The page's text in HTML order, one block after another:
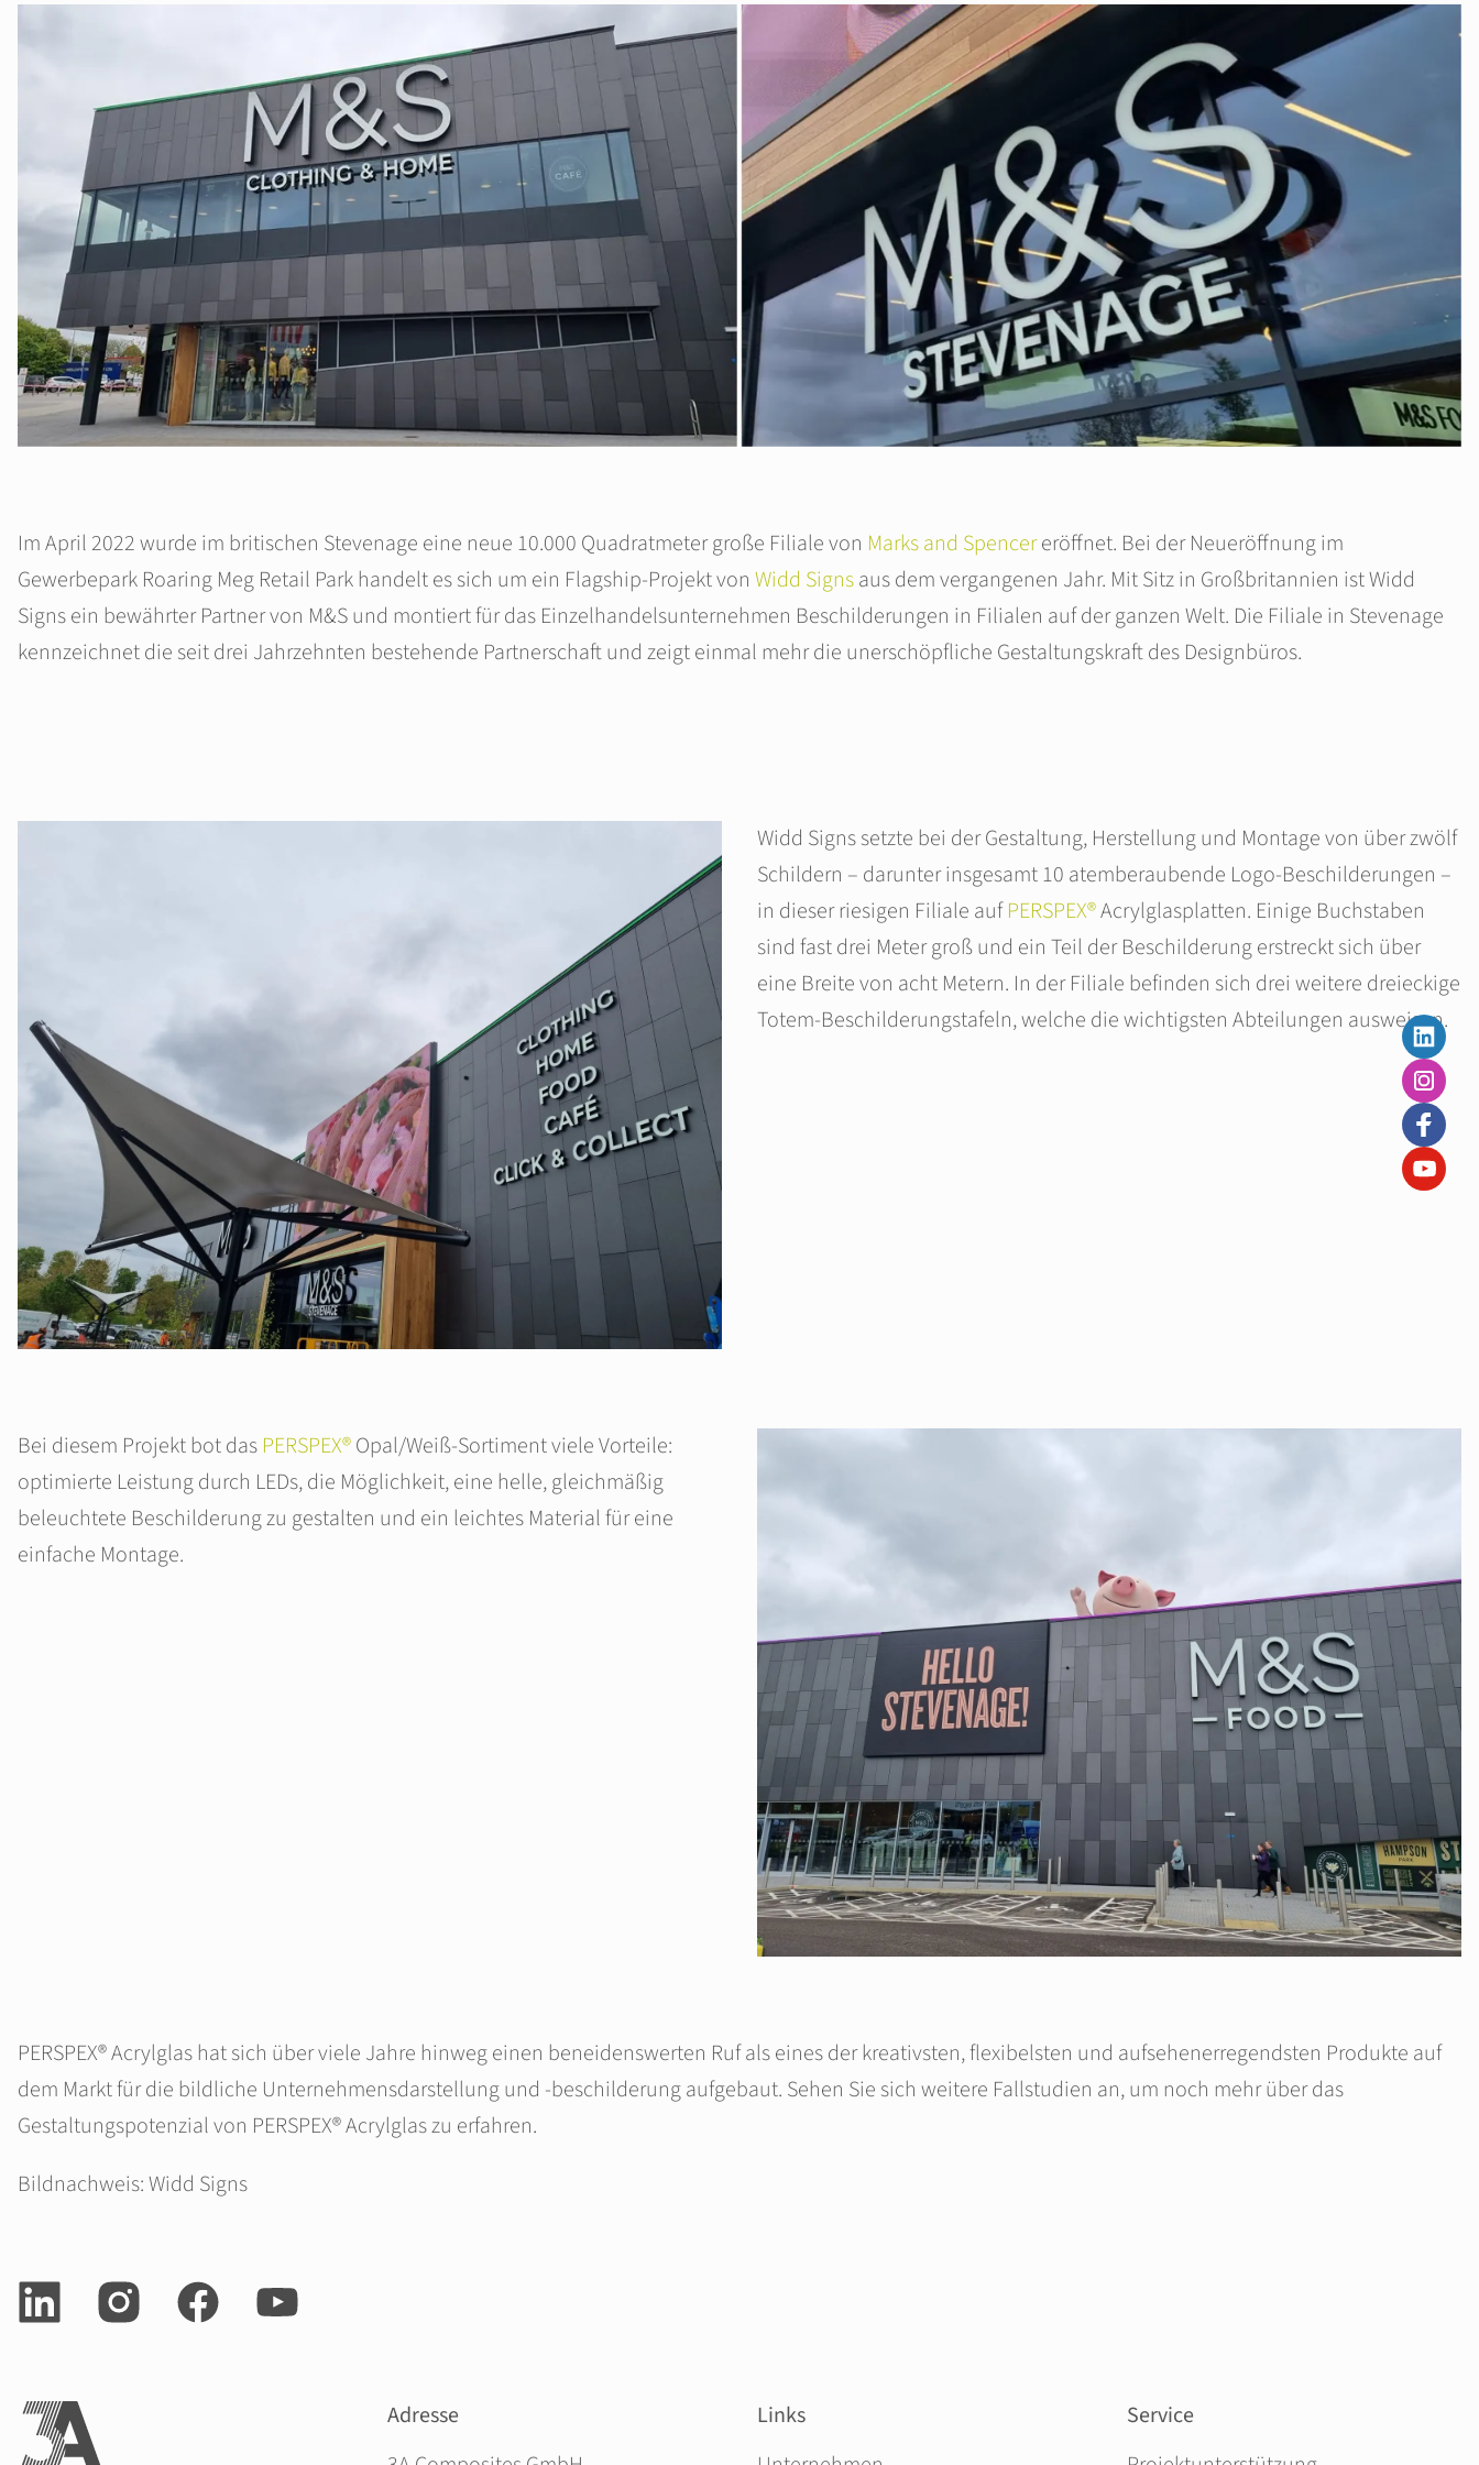
Im April 2022 wurde im britischen Stevenage eine neue 10.000 Quadratmeter große Filiale von Marks and Spencereröffnet. Bei der Neueröffnung im
Gewerbepark Roaring Meg Retail Park handelt es sich um ein Flagship-Projekt von Widd Signsaus dem vergangenen Jahr. Mit Sitz in Großbritannien ist Widd
Signs ein bewährter Partner von M&S und montiert für das Einzelhandelsunternehmen Beschilderungen in Filialen auf der ganzen Welt. Die Filiale in Stevenage
kennzeichnet die seit drei Jahrzehnten bestehende Partnerschaft und zeigt einmal mehr die unerschöpfliche Gestaltungskraft des Designbüros.
Widd Signs setzte bei der Gestaltung, Herstellung und Montage von über zwölf
Schildern – darunter insgesamt 10 atemberaubende Logo-Beschilderungen –
in dieser riesigen Filiale aufPERSPEX®Acrylglasplatten. Einige Buchstaben
sind fast drei Meter groß und ein Teil der Beschilderung erstreckt sich über
eine Breite von acht Metern. In der Filiale befinden sich drei weitere dreieckige
Totem-Beschilderungstafeln, welche die wichtigsten Abteilungen ausweisen.
Bei diesem Projekt bot das PERSPEX®Opal/Weiß-Sortiment viele Vorteile:
optimierte Leistung durch LEDs, die Möglichkeit, eine helle, gleichmäßig
beleuchtete Beschilderung zu gestalten und ein leichtes Material für eine
einfache Montage.
PERSPEX® Acrylglas hat sich über viele Jahre hinweg einen beneidenswerten Ruf als eines der kreativsten, flexibelsten und aufsehenerregendsten Produkte auf
dem Markt für die bildliche Unternehmensdarstellung und -beschilderung aufgebaut. Sehen Sie sich weitere Fallstudien an, um noch mehr über das
Gestaltungspotenzial von PERSPEX® Acrylglas zu erfahren.
Bildnachweis: Widd Signs
Adresse
Links
Service